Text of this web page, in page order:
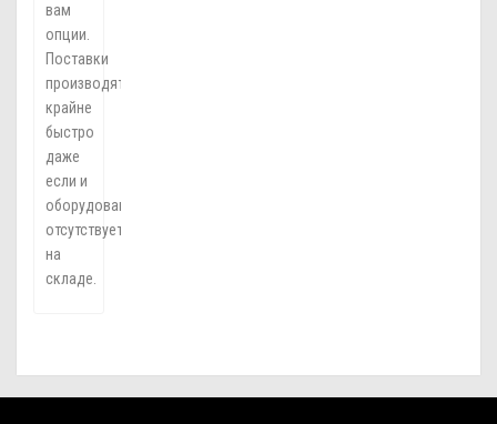
вам
опции.
Поставки
производятся
крайне
быстро
даже
если и
оборудование
отсутствует
на
складе.